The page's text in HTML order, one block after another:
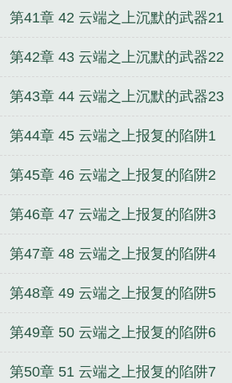
第41章 42 云端之上沉默的武器21
第42章 43 云端之上沉默的武器22
第43章 44 云端之上沉默的武器23
第44章 45 云端之上报复的陷阱1
第45章 46 云端之上报复的陷阱2
第46章 47 云端之上报复的陷阱3
第47章 48 云端之上报复的陷阱4
第48章 49 云端之上报复的陷阱5
第49章 50 云端之上报复的陷阱6
第50章 51 云端之上报复的陷阱7